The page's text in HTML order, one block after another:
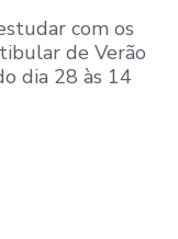
com os
de Verão
dia 28 às 14